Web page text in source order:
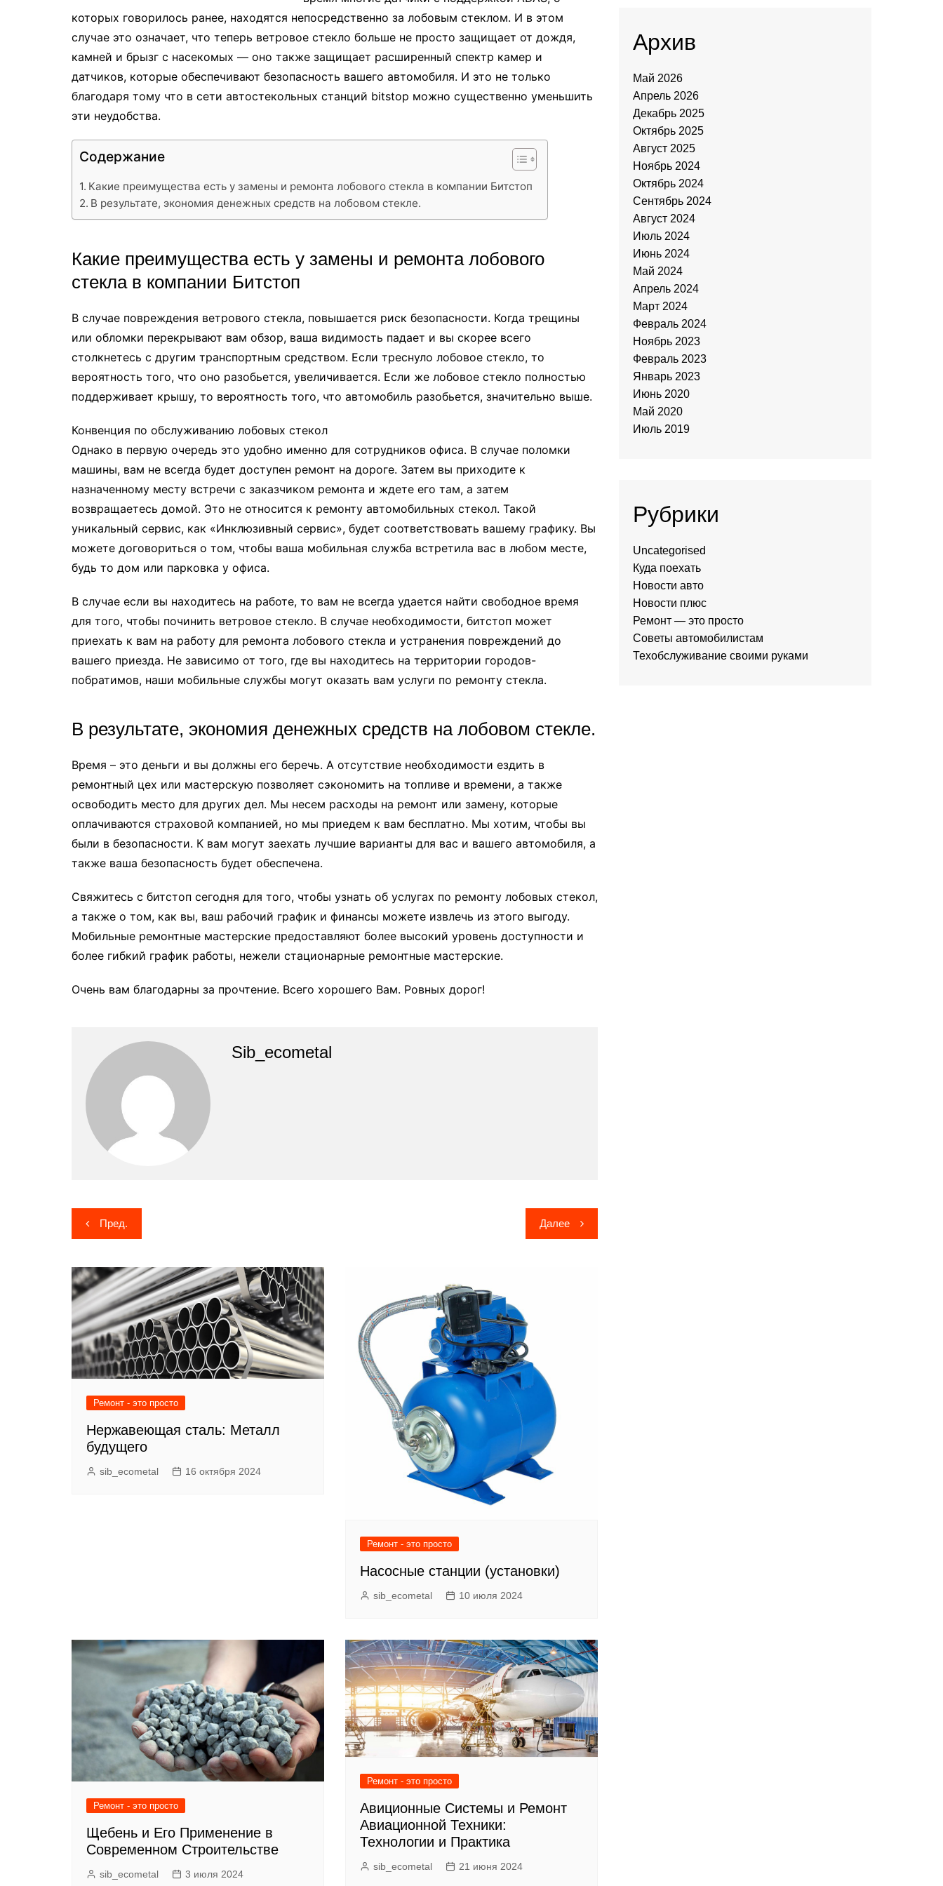
которых говорилось ранее, находятся непосредственно за лобовым стеклом. И в этом
случае это означает, что теперь ветровое стекло больше не просто защищает от дождя,
камней и брызг с насекомых — оно также защищает расширенный спектр камер и
датчиков, которые обеспечивают безопасность вашего автомобиля. И это не только
благодаря тому что в сети автостекольных станций bitstop можно существенно уменьшить
эти неудобства.
Содержание
Какие преимущества есть у замены и ремонта лобового стекла в компании Битстоп
В результате, экономия денежных средств на лобовом стекле.
Какие преимущества есть у замены и ремонта лобового
стекла в компании Битстоп
В случае повреждения ветрового стекла, повышается риск безопасности. Когда трещины
или обломки перекрывают вам обзор, ваша видимость падает и вы скорее всего
столкнетесь с другим транспортным средством. Если треснуло лобовое стекло, то
вероятность того, что оно разобьется, увеличивается. Если же лобовое стекло полностью
поддерживает крышу, то вероятность того, что автомобиль разобьется, значительно выше.
Конвенция по обслуживанию лобовых стекол
Однако в первую очередь это удобно именно для сотрудников офиса. В случае поломки
машины, вам не всегда будет доступен ремонт на дороге. Затем вы приходите к
назначенному месту встречи с заказчиком ремонта и ждете его там, а затем
возвращаетесь домой. Это не относится к ремонту автомобильных стекол. Такой
уникальный сервис, как «Инклюзивный сервис», будет соответствовать вашему графику. Вы
можете договориться о том, чтобы ваша мобильная служба встретила вас в любом месте,
будь то дом или парковка у офиса.
В случае если вы находитесь на работе, то вам не всегда удается найти свободное время
для того, чтобы починить ветровое стекло. В случае необходимости, битстоп может
приехать к вам на работу для ремонта лобового стекла и устранения повреждений до
вашего приезда. Не зависимо от того, где вы находитесь на территории городов-
побратимов, наши мобильные службы могут оказать вам услуги по ремонту стекла.
В результате, экономия денежных средств на лобовом стекле.
Время – это деньги и вы должны его беречь. А отсутствие необходимости ездить в
ремонтный цех или мастерскую позволяет сэкономить на топливе и времени, а также
освободить место для других дел. Мы несем расходы на ремонт или замену, которые
оплачиваются страховой компанией, но мы приедем к вам бесплатно. Мы хотим, чтобы вы
были в безопасности. К вам могут заехать лучшие варианты для вас и вашего автомобиля, а
также ваша безопасность будет обеспечена.
Свяжитесь с битстоп сегодня для того, чтобы узнать об услугах по ремонту лобовых стекол,
а также о том, как вы, ваш рабочий график и финансы можете извлечь из этого выгоду.
Мобильные ремонтные мастерские предоставляют более высокий уровень доступности и
более гибкий график работы, нежели стационарные ремонтные мастерские.
Очень вам благодарны за прочтение. Всего хорошего Вам. Ровных дорог!
Sib_ecometal
Навигация
по
записям
Пред. Далее
Ремонт - это просто
Нержавеющая сталь: Металл
будущего
sib_ecometal 16 октября 2024
Ремонт - это просто
Насосные станции (установки)
sib_ecometal 10 июля 2024
Ремонт - это просто
Щебень и Его Применение в
Современном Строительстве
sib_ecometal 3 июля 2024
Ремонт - это просто
Авиционные Системы и Ремонт
Авиационной Техники:
Технологии и Практика
sib_ecometal 21 июня 2024
Архив
Май 2026
Апрель 2026
Декабрь 2025
Октябрь 2025
Август 2025
Ноябрь 2024
Октябрь 2024
Сентябрь 2024
Август 2024
Июль 2024
Июнь 2024
Май 2024
Апрель 2024
Март 2024
Февраль 2024
Ноябрь 2023
Февраль 2023
Январь 2023
Июнь 2020
Май 2020
Июль 2019
Рубрики
Uncategorised
Куда поехать
Новости авто
Новости плюс
Ремонт — это просто
Советы автомобилистам
Техобслуживание своими руками